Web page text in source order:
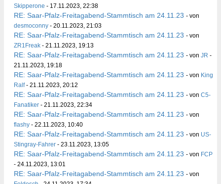
Skipperone - 17.11.2023, 22:38
RE: Saar-Pfalz-Freitagabend-Stammtisch am 24.11.23 - von
desmoconny - 20.11.2023, 21:03
RE: Saar-Pfalz-Freitagabend-Stammtisch am 24.11.23 - von
ZR1Freak - 21.11.2023, 19:13
RE: Saar-Pfalz-Freitagabend-Stammtisch am 24.11.23 - von JR -
21.11.2023, 19:18
RE: Saar-Pfalz-Freitagabend-Stammtisch am 24.11.23 - von King
Ralf- 21.11.2023, 20:12
RE: Saar-Pfalz-Freitagabend-Stammtisch am 24.11.23 - von C5-
Fanatiker - 21.11.2023, 22:34
RE: Saar-Pfalz-Freitagabend-Stammtisch am 24.11.23 - von
flashy - 22.11.2023, 10:40
RE: Saar-Pfalz-Freitagabend-Stammtisch am 24.11.23 - von US-
Stingray-Fahrer - 23.11.2023, 13:05
RE: Saar-Pfalz-Freitagabend-Stammtisch am 24.11.23 - von FCP
- 24.11.2023, 13:01
RE: Saar-Pfalz-Freitagabend-Stammtisch am 24.11.23 - von